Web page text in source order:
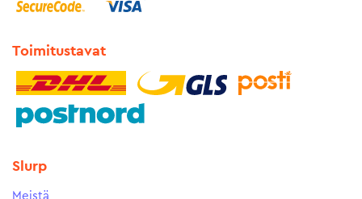
Toimitustavat
Slurp
Meistä